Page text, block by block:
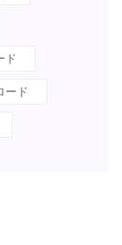
ド
ード